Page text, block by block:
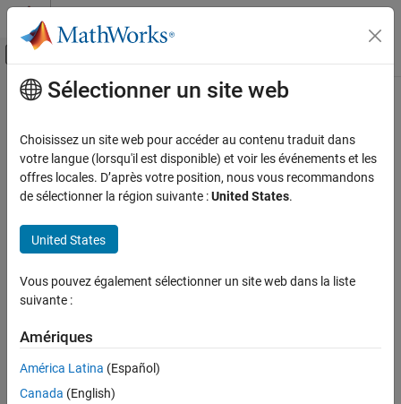
Passer au contenu
Activer/désactiver l'affichage du menu
Accueil de la documentation
Contenu principal
How useful was this information?
Sélectionner un site web
Choisissez un site web pour accéder au contenu traduit dans
votre langue (lorsqu'il est disponible) et voir les événements et les
offres locales. D’après votre position, nous vous recommandons
de sélectionner la région suivante :United States.
United States
Vous pouvez également sélectionner un site web dans la liste
suivante :
Amériques
América Latina (Español)
Canada (English)